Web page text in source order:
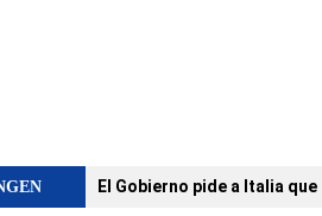
El Gobierno pide a Italia